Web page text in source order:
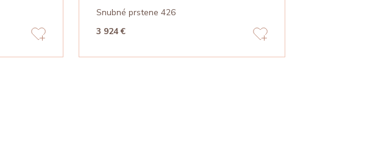
Snubné prstene 426
3 924 €